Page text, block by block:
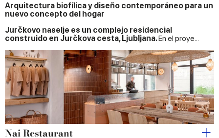
Arquitectura biofílica y diseño contemporáneo para un
nuevo concepto del hogar
Jurčkovo naselje es un complejo residencial
construido en Jurčkova cesta, Ljubljana.En el proye...
Nai Restaurant